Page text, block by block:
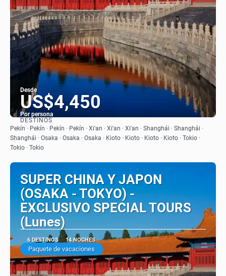
Desde
US$4,450
Por persona
Ver
DESTINOS
Pekín · Pekín · Pekín · Pekín · Xi'an · Xi'an · Xi'an · Shanghái · Shanghái ·
Shanghái · Osaka · Osaka · Osaka · Kioto · Kioto · Kioto · Kioto · Tokio ·
Tokio · Tokio
SUPER CHINA Y JAPON
(OSAKA - TOKYO) -
EXCLUSIVO SPECIAL TOURS
(Lunes)
6 DESTINOS 14 NOCHES
Paquete de vacaciones